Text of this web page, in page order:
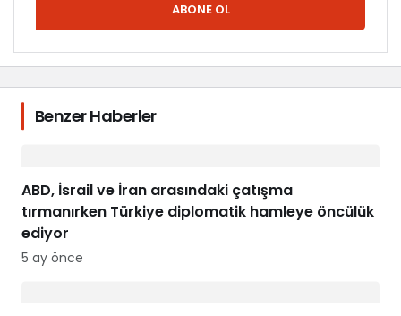
ABONE OL
Benzer Haberler
ABD, İsrail ve İran arasındaki çatışma
tırmanırken Türkiye diplomatik hamleye öncülük
ediyor
5 ay önce